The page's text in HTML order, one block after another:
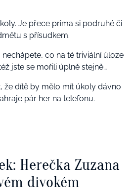
Je přece prima si podruhé či
s přísudkem.
nechápete, co na té triviální úloze
jste se mořili úplně stejně…
že dítě by mělo mít úkoly dávno
pár her na telefonu.
Herečka Zuzana
divokém